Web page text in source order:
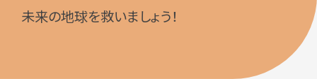
未来の地球を救いましょう！